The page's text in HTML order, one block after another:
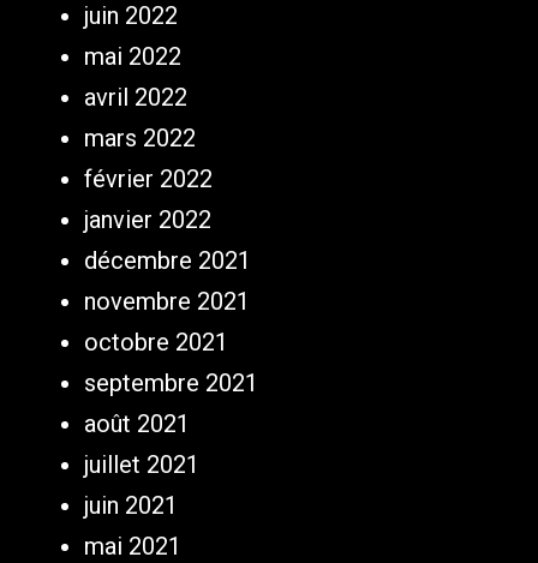
juin 2022
mai 2022
avril 2022
mars 2022
février 2022
janvier 2022
décembre 2021
novembre 2021
octobre 2021
septembre 2021
août 2021
juillet 2021
juin 2021
mai 2021